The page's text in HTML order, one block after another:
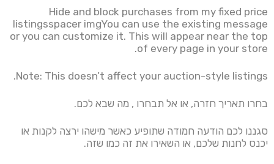
Hide and block purchases from my fixed price
listingsspacer imgYou can use the existing message
or you can customize it. This will appear near the top
of every page in your store.
Note: This doesn’t affect your auction-style listings.
בחרו תאריך חזרה, או אל תבחרו , מה שבא לכם.
סגננו לכם הודעה חמודה שתופיע כאשר מישהו ירצה לקנות או
יכנס לחנות שלכם, או השאירו את זה כמו שזה.